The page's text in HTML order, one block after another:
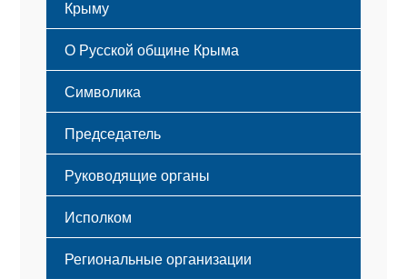
Крыму
Русский Крым
О Русской общине Крыма
Этапы становления
Принципы деятельности
Структура
Мероприятия
Символика
Флаг
Герб
Гимн
Председатель
Руководящие органы
Исполком
Региональные организации